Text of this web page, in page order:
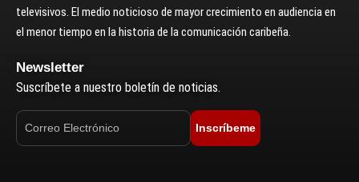
televisivos. El medio noticioso de mayor crecimiento en audiencia en
el menor tiempo en la historia de la comunicación caribeña.
Newsletter
Suscríbete a nuestro boletín de noticias.
Inscríbeme